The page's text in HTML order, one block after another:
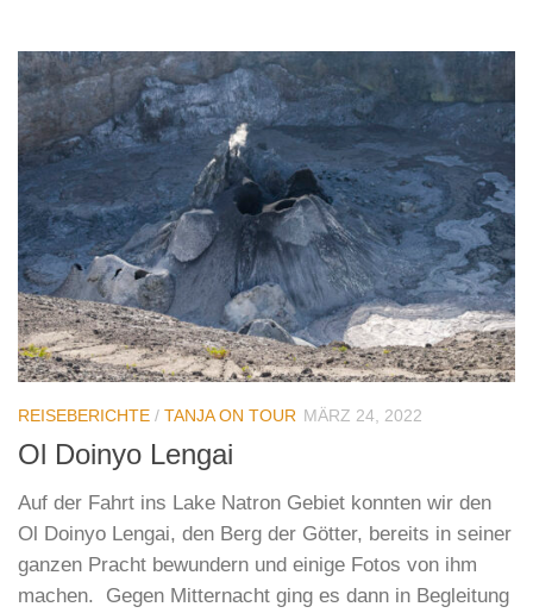
REISEBERICHTE / TANJA ON TOUR MÄRZ 24, 2022
Ol Doinyo Lengai
Auf der Fahrt ins Lake Natron Gebiet konnten wir den
Ol Doinyo Lengai, den Berg der Götter, bereits in seiner
ganzen Pracht bewundern und einige Fotos von ihm
machen. Gegen Mitternacht ging es dann in Begleitung